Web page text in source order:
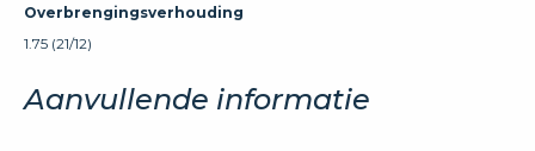
Overbrengingsverhouding
1.75 (21/12)
Aanvullende informatie